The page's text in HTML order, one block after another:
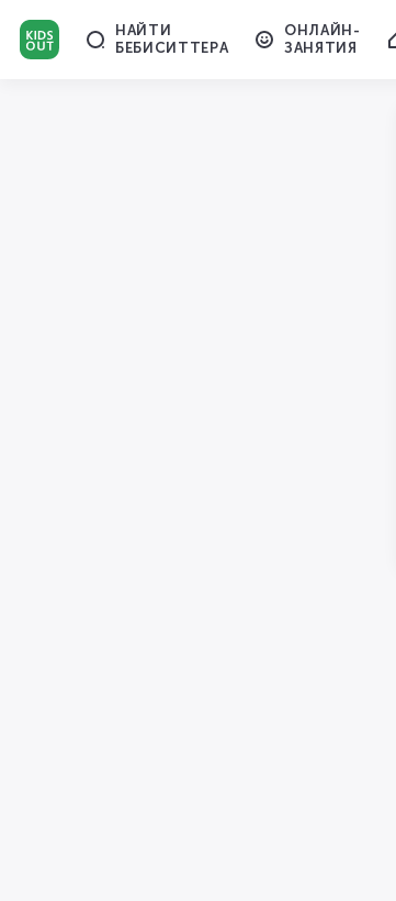
НАЙТИ
БЕБИСИТТЕРА
ОНЛАЙН-
ЗАНЯТИЯ